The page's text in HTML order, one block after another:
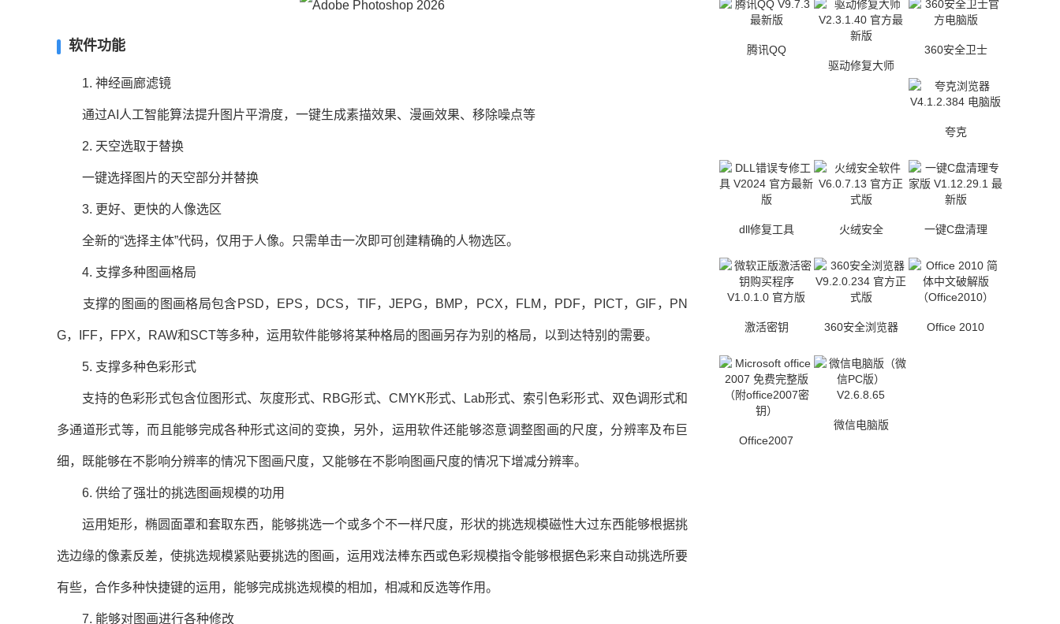
软件功能
1. 神经画廊滤镜
通过AI人工智能算法提升图片平滑度，一键生成素描效果、漫画效果、移除噪点等
2. 天空选取于替换
一键选择图片的天空部分并替换
3. 更好、更快的人像选区
全新的“选择主体”代码，仅用于人像。只需单击一次即可创建精确的人物选区。
4. 支撑多种图画格局
支撑的图画的图画格局包含PSD，EPS，DCS，TIF，JEPG，BMP，PCX，FLM，PDF，PICT，GIF，PN
G，IFF，FPX，RAW和SCT等多种，运用软件能够将某种格局的图画另存为别的格局，以到达特别的需要。
5. 支撑多种色彩形式
支持的色彩形式包含位图形式、灰度形式、RBG形式、CMYK形式、Lab形式、索引色彩形式、双色调形式和
多通道形式等，而且能够完成各种形式这间的变换，另外，运用软件还能够恣意调整图画的尺度，分辨率及布巨
细，既能够在不影响分辨率的情况下图画尺度，又能够在不影响图画尺度的情况下增减分辨率。
6. 供给了强壮的挑选图画规模的功用
运用矩形，椭圆面罩和套取东西，能够挑选一个或多个不一样尺度，形状的挑选规模磁性大过东西能够根据挑
选边缘的像素反差，使挑选规模紧贴要挑选的图画，运用戏法棒东西或色彩规模指令能够根据色彩来自动挑选所要
有些，合作多种快捷键的运用，能够完成挑选规模的相加，相减和反选等作用。
7. 能够对图画进行各种修改
腾讯QQ
驱动修复大师
360安全卫士
夸克
dll修复工具 火绒安全 一键C盘清理
激活密钥 360安全浏览器 Office 2010
Office2007
微信电脑版